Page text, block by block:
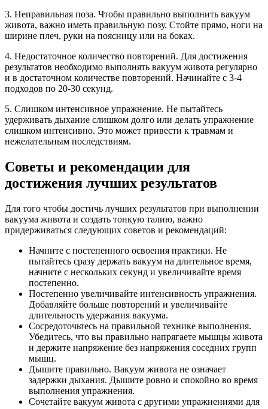
3. Неправильная поза. Чтобы правильно выполнить вакуум
живота, важно иметь правильную позу. Стойте прямо, ноги на
ширине плеч, руки на поясницу или на боках.
4. Недостаточное количество повторений. Для достижения
результатов необходимо выполнять вакуум живота регулярно
и в достаточном количестве повторений. Начинайте с 3-4
подходов по 20-30 секунд.
5. Слишком интенсивное упражнение. Не пытайтесь
удерживать дыхание слишком долго или делать упражнение
слишком интенсивно. Это может привести к травмам и
нежелательным последствиям.
Советы и рекомендации для
достижения лучших результатов
Для того чтобы достичь лучших результатов при выполнении
вакуума живота и создать тонкую талию, важно
придерживаться следующих советов и рекомендаций:
Начните с постепенного освоения практики. Не
пытайтесь сразу держать вакуум на длительное время,
начните с нескольких секунд и увеличивайте время
постепенно.
Постепенно увеличивайте интенсивность упражнения.
Добавляйте больше повторений и увеличивайте
длительность удержания вакуума.
Сосредоточьтесь на правильной технике выполнения.
Убедитесь, что вы правильно напрягаете мышцы живота
и держите напряжение без напряжения соседних групп
мышц.
Дышите правильно. Вакуум живота не означает
задержки дыхания. Дышите ровно и спокойно во время
выполнения упражнения.
Сочетайте вакуум живота с другими упражнениями для